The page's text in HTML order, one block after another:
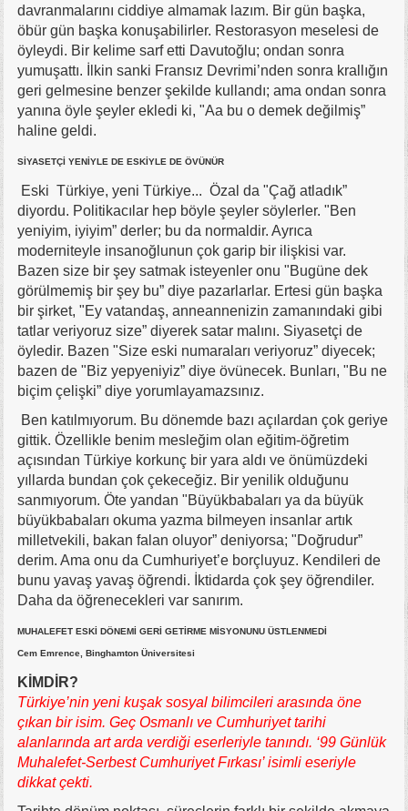
davranmalarını ciddiye almamak lazım. Bir gün başka,
öbür gün başka konuşabilirler. Restorasyon meselesi de
öyleydi. Bir kelime sarf etti Davutoğlu; ondan sonra
yumuşattı. İlkin sanki Fransız Devrimi’nden sonra krallığın
geri gelmesine benzer şekilde kullandı; ama ondan sonra
yanına öyle şeyler ekledi ki, "Aa bu o demek değilmiş”
haline geldi.
SİYASETÇİ YENİYLE DE ESKİYLE DE ÖVÜNÜR
Eski Türkiye, yeni Türkiye... Özal da "Çağ atladık”
diyordu. Politikacılar hep böyle şeyler söylerler. "Ben
yeniyim, iyiyim” derler; bu da normaldir. Ayrıca
moderniteyle insanoğlunun çok garip bir ilişkisi var.
Bazen size bir şey satmak isteyenler onu "Bugüne dek
görülmemiş bir şey bu” diye pazarlarlar. Ertesi gün başka
bir şirket, "Ey vatandaş, anneannenizin zamanındaki gibi
tatlar veriyoruz size” diyerek satar malını. Siyasetçi de
öyledir. Bazen "Size eski numaraları veriyoruz” diyecek;
bazen de "Biz yepyeniyiz” diye övünecek. Bunları, "Bu ne
biçim çelişki” diye yorumlayamazsınız.
Ben katılmıyorum. Bu dönemde bazı açılardan çok geriye
gittik. Özellikle benim mesleğim olan eğitim-öğretim
açısından Türkiye korkunç bir yara aldı ve önümüzdeki
yıllarda bundan çok çekeceğiz. Bir yenilik olduğunu
sanmıyorum. Öte yandan "Büyükbabaları ya da büyük
büyükbabaları okuma yazma bilmeyen insanlar artık
milletvekili, bakan falan oluyor” deniyorsa; "Doğrudur”
derim. Ama onu da Cumhuriyet’e borçluyuz. Kendileri de
bunu yavaş yavaş öğrendi. İktidarda çok şey öğrendiler.
Daha da öğrenecekleri var sanırım.
MUHALEFET ESKİ DÖNEMİ GERİ GETİRME MİSYONUNU ÜSTLENMEDİ
Cem Emrence, Binghamton Üniversitesi
KİMDİR?
Türkiye’nin yeni kuşak sosyal bilimcileri arasında öne
çıkan bir isim. Geç Osmanlı ve Cumhuriyet tarihi
alanlarında art arda verdiği eserleriyle tanındı. ‘99 Günlük
Muhalefet-Serbest Cumhuriyet Fırkası’ isimli eseriyle
dikkat çekti.